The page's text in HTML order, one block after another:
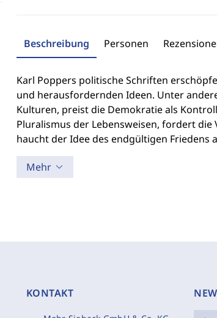
Beschreibung Personen
Karl Poppers politische Schriften
und herausfordernden Ideen. Unter
Kulturen, preist die Demokratie als
Pluralismus der Lebensweisen, fordert
haucht der Idee des endgültigen Friedens
Mehr
KONTAKT